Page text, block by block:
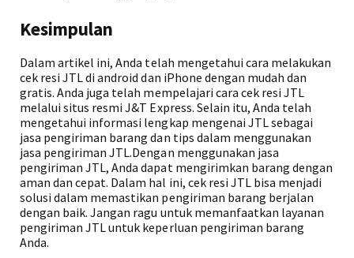
Kesimpulan
Dalam artikel ini, Anda telah mengetahui cara melakukan
cek resi JTL di android dan iPhone dengan mudah dan
gratis. Anda juga telah mempelajari cara cek resi JTL
melalui situs resmi J&T Express. Selain itu, Anda telah
mengetahui informasi lengkap mengenai JTL sebagai
jasa pengiriman barang dan tips dalam menggunakan
jasa pengiriman JTL.Dengan menggunakan jasa
pengiriman JTL, Anda dapat mengirimkan barang dengan
aman dan cepat. Dalam hal ini, cek resi JTL bisa menjadi
solusi dalam memastikan pengiriman barang berjalan
dengan baik. Jangan ragu untuk memanfaatkan layanan
pengiriman JTL untuk keperluan pengiriman barang
Anda.